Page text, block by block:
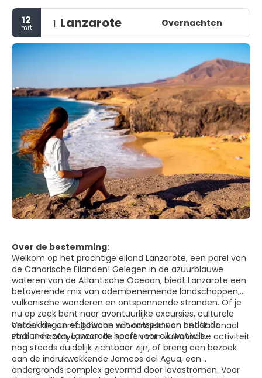
12
mrt 1. Lanzarote Overnachten
Over de bestemming:
Welkom op het prachtige eiland Lanzarote, een parel van
de Canarische Eilanden! Gelegen in de azuurblauwe
wateren van de Atlantische Oceaan, biedt Lanzarote een
betoverende mix van adembenemende landschappen,
vulkanische wonderen en ontspannende stranden. Of je
nu op zoek bent naar avontuurlijke excursies, culturele
ontdekkingen of gewoon wilt ontspannen onder de
stralende zon, Lanzarote heeft voor elk wat wils.
Verken de surrealistische schoonheid van het Nationaal
Park Timanfaya, waar de sporen van vulkanische activiteit
nog steeds duidelijk zichtbaar zijn, of breng een bezoek
aan de indrukwekkende Jameos del Agua, een
ondergronds complex gevormd door lavastromen. Voor